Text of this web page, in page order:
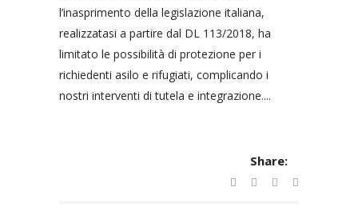
l’inasprimento della legislazione italiana,
realizzatasi a partire dal DL 113/2018, ha
limitato le possibilità di protezione per i
richiedenti asilo e rifugiati, complicando i
nostri interventi di tutela e integrazione....
Share: